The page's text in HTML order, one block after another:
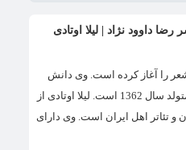
رضا داوود نژاد | لیلا اوتادی
سرودن شعر را آغاز کرده است. وی دانش
آموخته کارشناسی معماری داخلی از دانشگاه هنر تهران است. لیلا اوتادی به دلیل ظاهر جذاب و زیبایش بین بازیگر های دیگر معروف است. لیلا اوتادی متولد سال 1362 است. لیلا اوتادی از
اوتادی (زاده ۱۴ مرداد ۱۳۶۲ – تهران) بازیگر سینما، تلویزیون و تئاتر اهل ایران است. وی دارای